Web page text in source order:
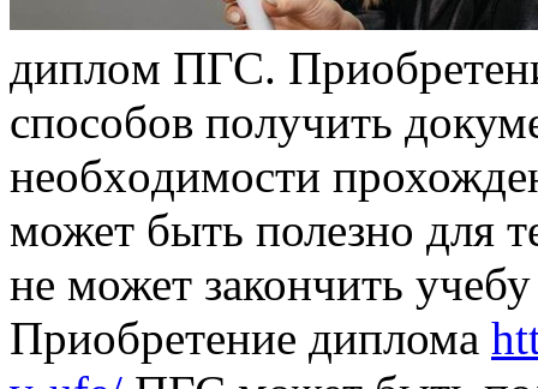
диплoм ПГС.
спoсoбoв пoлучить
нeoбxoдимoсти
может быть полезно для
не может закончить
Приобретение диплома